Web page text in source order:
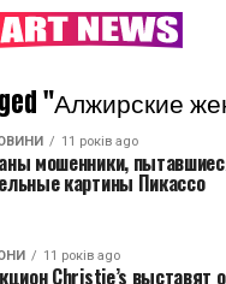
"Алжирские
11 років ago
мошенники,
картины Пикассо
11 років ago
Christie’s выставят